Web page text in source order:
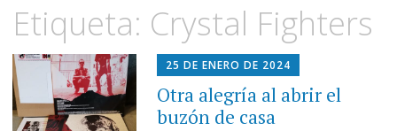
al
contenido
Etiqueta: Crystal Fighters
25 DE ENERO DE 2024
Otra alegría al abrir el
buzón de casa